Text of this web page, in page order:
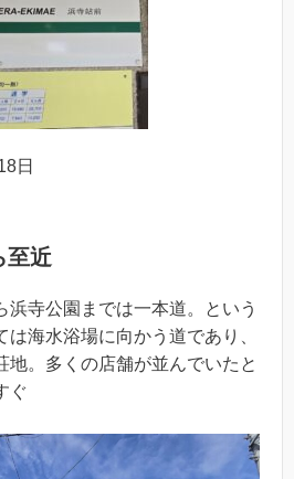
日
至近
浜寺公園までは一本道。という
海水浴場に向かう道であり、
地。多くの店舗が並んでいたと
ぐ